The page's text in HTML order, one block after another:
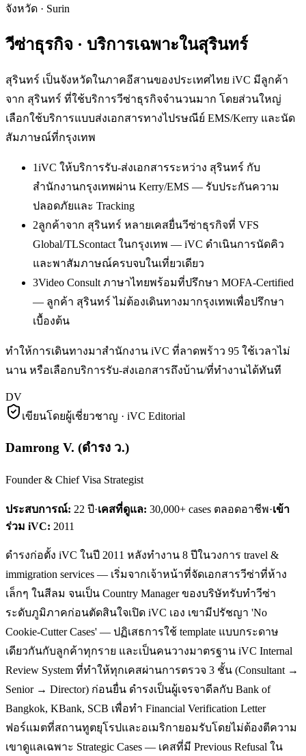
จังหวัด · Surin
วีซ่าธุรกิจ · บริการเฉพาะในสุรินทร์
สุรินทร์ เป็นจังหวัดในภาคอีสานของประเทศไทย iVC มีลูกค้า
จาก สุรินทร์ ที่ใช้บริการวีซ่าธุรกิจจำนวนมาก โดยส่วนใหญ่
เลือกใช้บริการแบบส่งเอกสารทางไปรษณีย์ EMS/Kerry และนัด
สัมภาษณ์ที่กรุงเทพ
1iVC ให้บริการรับ-ส่งเอกสารระหว่าง สุรินทร์ กับ
สำนักงานกรุงเทพผ่าน Kerry/EMS — รับประกันความ
ปลอดภัยและ Tracking
2ลูกค้าจาก สุรินทร์ หลายเคสยื่นวีซ่าธุรกิจที่ VFS
Global/TLScontact ในกรุงเทพ — iVC ดำเนินการนัดคิว
และพาสัมภาษณ์ครบจบในเที่ยวเดียว
3Video Consult ภาษาไทยพร้อมที่ปรึกษา MOFA-Certified
— ลูกค้า สุรินทร์ ไม่ต้องเดินทางมากรุงเทพเพื่อปรึกษา
เบื้องต้น
ทำให้การเดินทางมาสำนักงาน iVC ที่ลาดพร้าว 95 ใช้เวลาไม่
นาน หรือเลือกบริการรับ-ส่งเอกสารถึงบ้าน/ที่ทำงานได้ทันที
DV
เขียนโดยผู้เชี่ยวชาญ · iVC Editorial
Damrong V. (ดำรง ว.)
Founder & Chief Visa Strategist
ประสบการณ์: 22 ปี·เคสที่ดูแล: 30,000+ cases ตลอดอาชีพ·เข้า
ร่วม iVC: 2011
ดำรงก่อตั้ง iVC ในปี 2011 หลังทำงาน 8 ปีในวงการ travel &
immigration services — เริ่มจากเจ้าหน้าที่จัดเอกสารวีซ่าที่ห้าง
เล็กๆ ในสีลม จนเป็น Country Manager ของบริษัทรับทำวีซ่า
ระดับภูมิภาคก่อนตัดสินใจเปิด iVC เอง เขามีปรัชญา 'No
Cookie-Cutter Cases' — ปฏิเสธการใช้ template แบบกระดาษ
เดียวกันกับลูกค้าทุกราย และเป็นคนวางมาตรฐาน iVC Internal
Review System ที่ทำให้ทุกเคสผ่านการตรวจ 3 ชั้น (Consultant →
Senior → Director) ก่อนยื่น ดำรงเป็นผู้เจรจาดีลกับ Bank of
Bangkok, KBank, SCB เพื่อทำ Financial Verification Letter
ฟอร์แมตที่สถานทูตยุโรปและอเมริกายอมรับโดยไม่ต้องตีความ
เขาดูแลเฉพาะ Strategic Cases — เคสที่มี Previous Refusal ใน